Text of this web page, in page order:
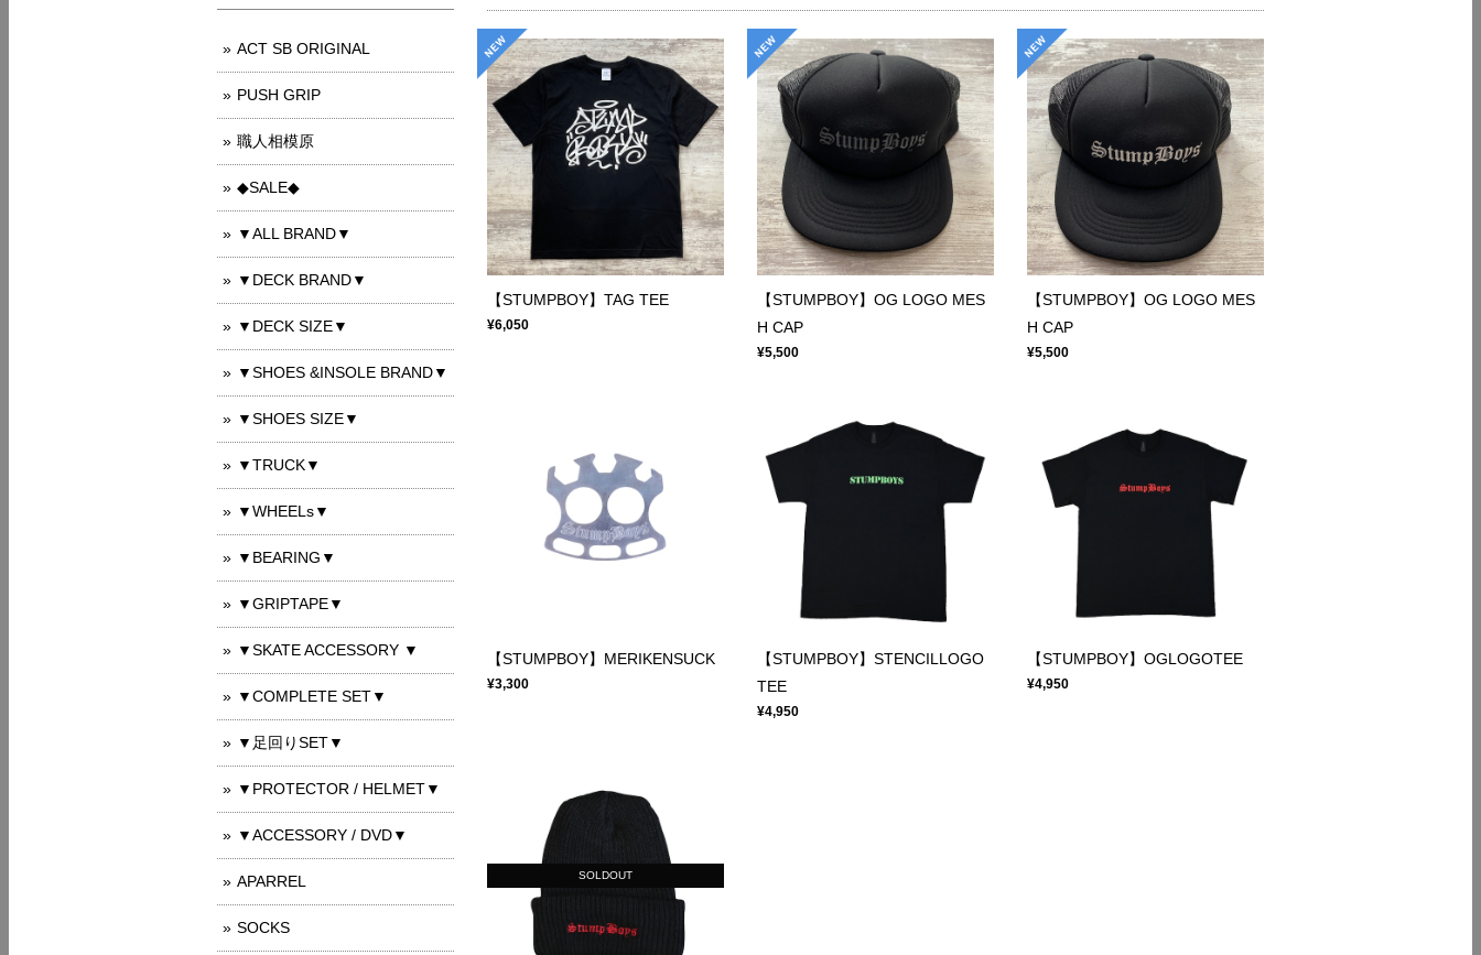
【STUMPBOY】TAG TEE
¥6,050
【STUMPBOY】OG LOGO MES
H CAP
¥5,500
【STUMPBOY】OG LOGO MES
H CAP
¥5,500
【STUMPBOY】MERIKENSUCK
¥3,300
【STUMPBOY】STENCILLOGO
TEE
¥4,950
【STUMPBOY】OGLOGOTEE
¥4,950
SOLDOUT
ACT SB ORIGINAL
PUSH GRIP
職人相模原
◆SALE◆
▼ALL BRAND▼
▼DECK BRAND▼
▼DECK SIZE▼
▼SHOES &INSOLE BRAND▼
▼SHOES SIZE▼
▼TRUCK▼
▼WHEELs▼
▼BEARING▼
▼GRIPTAPE▼
▼SKATE ACCESSORY ▼
▼COMPLETE SET▼
▼足回りSET▼
▼PROTECTOR / HELMET▼
▼ACCESSORY / DVD▼
APARREL
SOCKS